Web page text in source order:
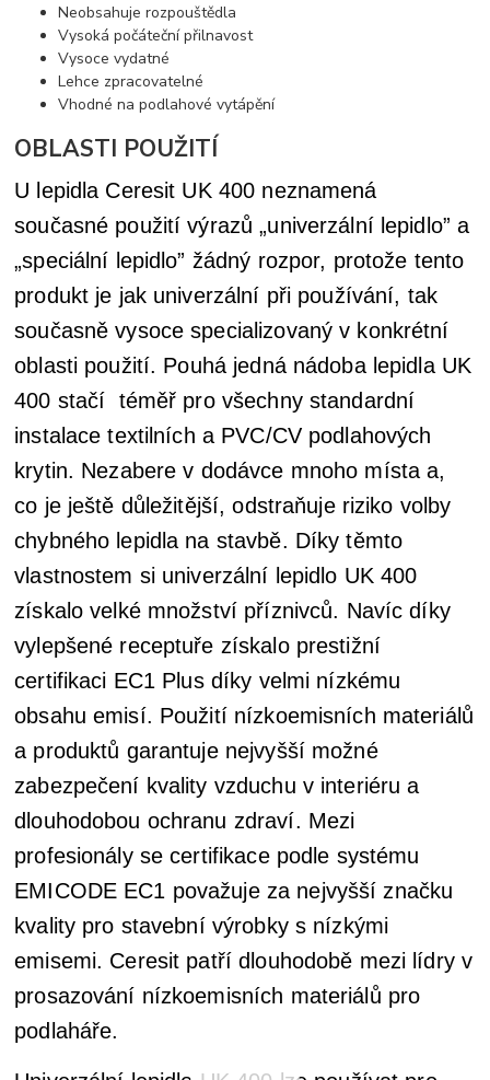
Neobsahuje rozpouštědla
Vysoká počáteční přilnavost
Vysoce vydatné
Lehce zpracovatelné
Vhodné na podlahové vytápění
OBLASTI POUŽITÍ
U lepidla Ceresit UK 400 neznamená
současné použití výrazů „univerzální lepidlo” a
„speciální lepidlo” žádný rozpor, protože tento
produkt je jak univerzální při používání, tak
současně vysoce specializovaný v konkrétní
oblasti použití. Pouhá jedná nádoba lepidla UK
400 stačí téměř pro všechny standardní
instalace textilních a PVC/CV podlahových
krytin. Nezabere v dodávce mnoho místa a,
co je ještě důležitější, odstraňuje riziko volby
chybného lepidla na stavbě. Díky těmto
vlastnostem si univerzální lepidlo UK 400
získalo velké množství příznivců. Navíc díky
vylepšené receptuře získalo prestižní
certifikaci EC1 Plus díky velmi nízkému
obsahu emisí. Použití nízkoemisních materiálů
a produktů garantuje nejvyšší možné
zabezpečení kvality vzduchu v interiéru a
dlouhodobou ochranu zdraví. Mezi
profesionály se certifikace podle systému
EMICODE EC1 považuje za nejvyšší značku
kvality pro stavební výrobky s nízkými
emisemi. Ceresit patří dlouhodobě mezi lídry v
prosazování nízkoemisních materiálů pro
podlaháře.